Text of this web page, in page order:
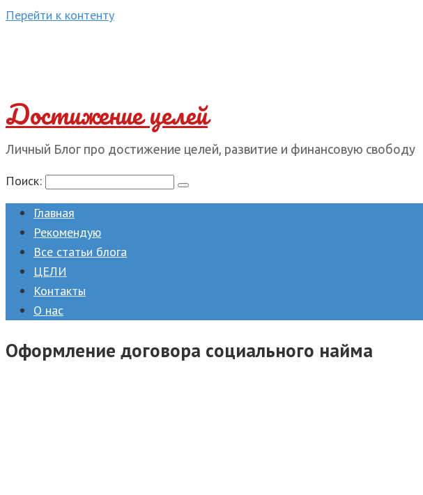
Перейти к контенту
Достижение целей
Личный Блог про достижение целей, развитие и финансовую свободу
Поиск:
Главная
Рекомендую
Все статьи блога
ЦЕЛИ
Контакты
О нас
Оформление договора социального найма